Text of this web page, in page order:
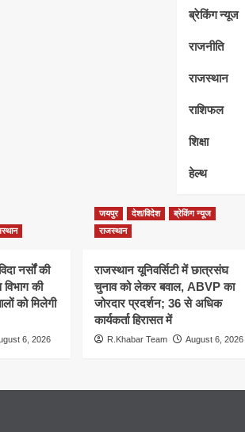
ब्रेकिंग न्यूज
राजनीति
राजस्थान
राशिफल
शिक्षा
हेल्थ
नर्सों की
विभाग की
को मिलेगी
6, 2026
जयपुर देश/विदेश
ब्रेकिंग न्यूज
राजस्थान
राजस्थान यूनिवर्सिटी में छात्रसंघ
चुनाव को लेकर बवाल, ABVP का
जोरदार प्रदर्शन; 36 से अधिक
कार्यकर्ता हिरासत में
R.Khabar Team August 6, 2026